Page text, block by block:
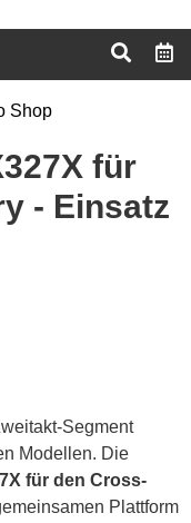
für
- Einsatz
Segment
Modellen. Die
für den Cross-
Plattform